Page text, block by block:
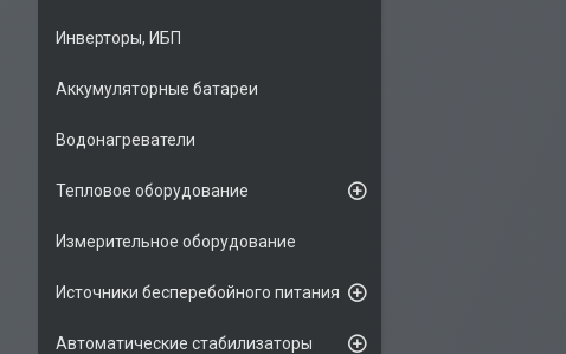
Инверторы, ИБП
Аккумуляторные батареи
Водонагреватели
Тепловое оборудование
Измерительное оборудование
Источники бесперебойного питания
Автоматические стабилизаторы